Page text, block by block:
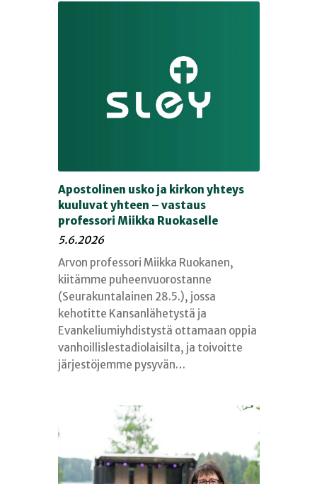
Apostolinen usko ja kirkon yhteys
kuuluvat yhteen – vastaus
professori Miikka Ruokaselle
5.6.2026
Arvon professori Miikka Ruokanen,
kiitämme puheenvuorostanne
(Seurakuntalainen 28.5.), jossa
kehotitte Kansanlähetystä ja
Evankeliumiyhdistystä ottamaan oppia
vanhoillislestadiolaisilta, ja toivoitte
järjestöjemme pysyvän…